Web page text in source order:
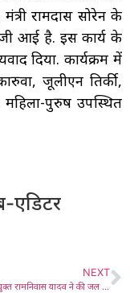
रामदास सोरेन के
आई है. इस कार्य के
दिया. कार्यक्रम में
जूलीएन तिर्की,
पुरुष उपस्थित
एडिटर
NEXT
Giridih : उपायुक्त रामनिवास यादव ने की जल एवं स्वच्छता समिति की बैठक, योजनाओं की प्रगति की समीक्षा